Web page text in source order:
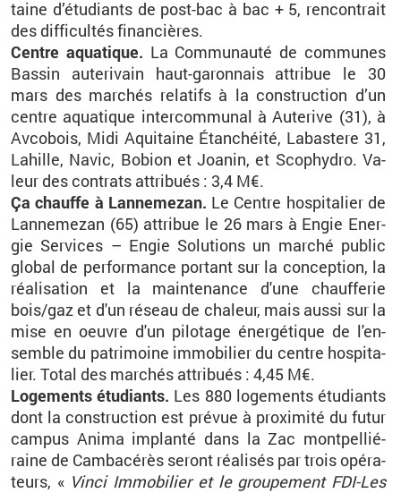
taine d’étu­diants de post-bac à bac + 5, ren­con­trait
des dif­fi­cul­tés fi­nan­cières.
Centre aqua­tique. La Com­mu­nauté de com­munes
Bas­sin au­te­ri­vain haut-ga­ron­nais at­tri­bue le 30
mars des mar­chés re­la­tifs à la construc­tion d’un
centre aqua­tique in­ter­com­mu­nal à Au­te­rive (31), à
Av­co­bois, Midi Aqui­taine Étan­chéité, La­bas­tere 31,
La­hille, Navic, Bo­bion et Joa­nin, et Sco­phy­dro. Va­
leur des contrats at­tri­bués : 3,4 M€.
Ça chauffe à Lan­ne­me­zan. Le Centre hos­pi­ta­lier de
Lan­ne­me­zan (65) at­tri­bue le 26 mars à Engie Ener­
gie Ser­vices – Engie So­lu­tions un mar­ché pu­blic
glo­bal de per­for­mance por­tant sur la concep­tion, la
réa­li­sa­tion et la main­te­nance d'une chauf­fe­rie
bois/gaz et d'un ré­seau de cha­leur, mais aussi sur la
mise en oeuvre d'un pi­lo­tage éner­gé­tique de l'en­
semble du pa­tri­moine im­mo­bi­lier du centre hos­pi­ta­
lier. Total des mar­chés at­tri­bués : 4,45 M€.
Lo­ge­ments étu­diants. Les 880 lo­ge­ments étu­diants
dont la construc­tion est pré­vue à proxi­mité du futur
cam­pus Anima im­planté dans la Zac mont­pel­lié­
raine de Cam­ba­cé­rès se­ront réa­li­sés par trois opé­ra­
teurs, « Vinci Im­mo­bi­lier et le grou­pe­ment FDI-Les